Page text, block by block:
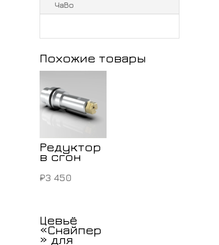
ЧаВо
Похожие товары
Редуктор
в сгон
₽3 450
Цевьё
«Снайпер
» для